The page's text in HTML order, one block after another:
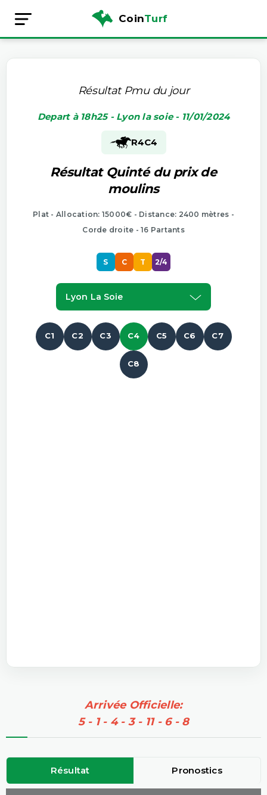
CoinTurf
Résultat Pmu du jour
Depart à 18h25 - Lyon la soie - 11/01/2024
R4C4
Résultat Quinté du prix de
moulins
Plat - Allocation: 15000€ - Distance: 2400 mètres -
Corde droite - 16 Partants
S C T 2/4
Lyon La Soie
C1 C2 C3 C4 C5 C6 C7
C8
Arrivée Officielle:
5 - 1 - 4 - 3 - 11 - 6 - 8
Résultat Pronostics